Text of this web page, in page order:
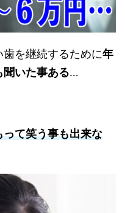
を継続するために年
いた事ある…
て笑う事も出来な